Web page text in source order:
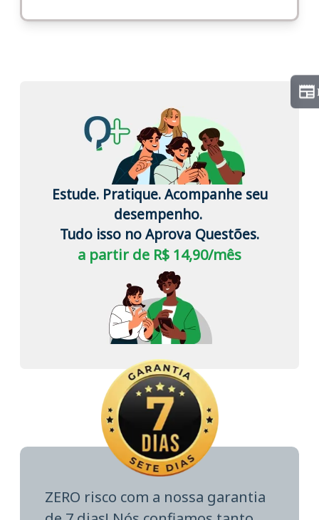
Estude. Pratique. Acompanhe seu
desempenho.
Tudo isso no Aprova Questões.
a partir de R$ 14,90/mês
ZERO risco com a nossa garantia